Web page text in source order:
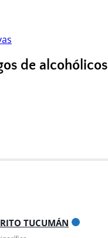
de alcohólicos
TUCUMÁN